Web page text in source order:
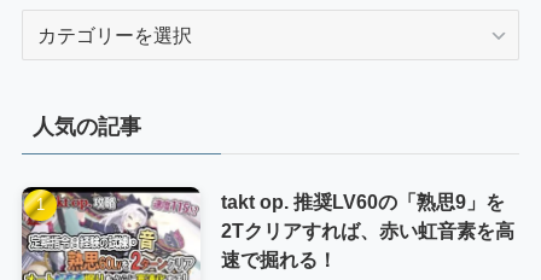
ー
人気の記事
takt op. 推奨LV60の「熟思9」を
2Tクリアすれば、赤い虹音素を高
速で掘れる！